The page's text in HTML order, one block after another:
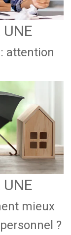
attention
mieux
?